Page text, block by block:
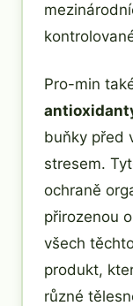
Pro-min
buňky před
stresem.
ochraně
přirozenou
všech
produkt,
různé